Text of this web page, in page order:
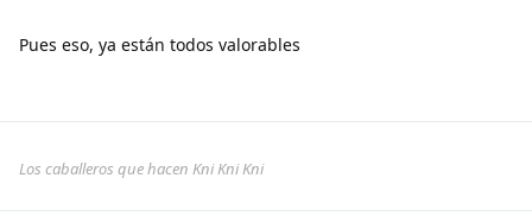
Pues eso, ya están todos valorables
Los caballeros que hacen Kni Kni Kni